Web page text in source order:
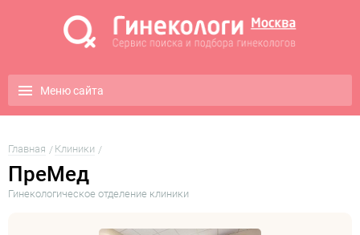
Меню сайта
Главная Клиники
ПреМед
Гинекологическое отделение клиники